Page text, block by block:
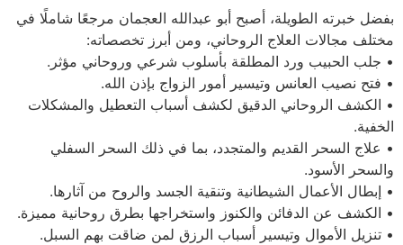
بفضل خبرته الطويلة، أصبح أبو عبدالله العجمان مرجعًا شاملًا في
مختلف مجالات العلاج الروحاني، ومن أبرز تخصصاته:
• جلب الحبيب ورد المطلقة بأسلوب شرعي وروحاني مؤثر.
• فتح نصيب العانس وتيسير أمور الزواج بإذن الله.
• الكشف الروحاني الدقيق لكشف أسباب التعطيل والمشكلات
الخفية.
• علاج السحر القديم والمتجدد، بما في ذلك السحر السفلي
والسحر الأسود.
• إبطال الأعمال الشيطانية وتنقية الجسد والروح من آثارها.
• الكشف عن الدفائن والكنوز واستخراجها بطرق روحانية مميزة.
• تنزيل الأموال وتيسير أسباب الرزق لمن ضاقت بهم السبل.